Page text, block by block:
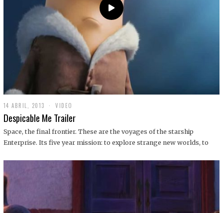
14 ABRIL, 2013
9
D
C
I
1
VIDEO
Despicable Me Trailer
Space, the final frontier. These are the voyages of the starship
Enterprise. Its five year mission: to explore strange new worlds, to